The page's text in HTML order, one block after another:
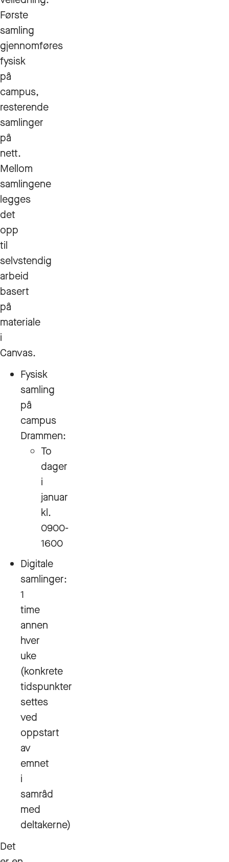
Første
samling
gjennomføres
fysisk
på
campus,
resterende
samlinger
på
nett.
Mellom
samlingene
legges
det
opp
til
selvstendig
arbeid
basert
på
materiale
i
Canvas.
Fysisk
samling
på
campus
Drammen:
To
dager
i
januar
kl.
0900-
1600
Digitale
samlinger:
1
time
annen
hver
uke
(konkrete
tidspunkter
settes
ved
oppstart
av
emnet
i
samråd
med
deltakerne)
Det